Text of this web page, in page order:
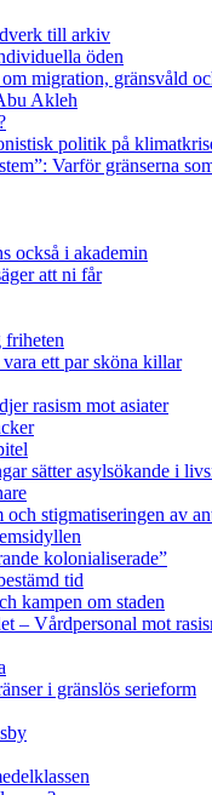
till arkiv
öden
migration, gränsvåld
Akleh
politik på
Varför gränserna
också i akademin
att ni får
friheten
ett par sköna killar
rasism mot asiater
sätter asylsökande i
och stigmatiseringen av
kolonialiserade”
tid
kampen om staden
– Vårdpersonal mot
i gränslös serieform